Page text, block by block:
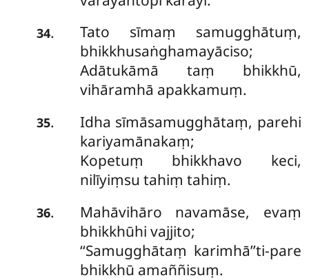
34.
Tato sīmaṃ samugghātuṃ,
bhikkhusaṅghamayāciso;
Adātukāmā taṃ bhikkhū,
vihāramhā apakkamuṃ.
35.
Idha sīmāsamugghātaṃ, parehi
kariyamānakaṃ;
Kopetuṃ bhikkhavo keci,
nilīyiṃsu tahiṃ tahiṃ.
36.
Mahāvihāro navamāse, evaṃ
bhikkhūhi vajjito;
‘‘Samugghātaṃ karimhā’’ti-pare
bhikkhū amaññisuṃ.